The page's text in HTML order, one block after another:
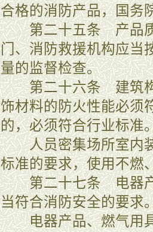
合格的消防产品，国务
第二十五条 产品质
门、消防救援机构应当
量的监督检查。
第二十六条 建筑构
饰材料的防火性能必须
的，必须符合行业标准
人员密集场所室内装
标准的要求，使用不燃
第二十七条 电器产
当符合消防安全的要求
电器产品、燃气用具